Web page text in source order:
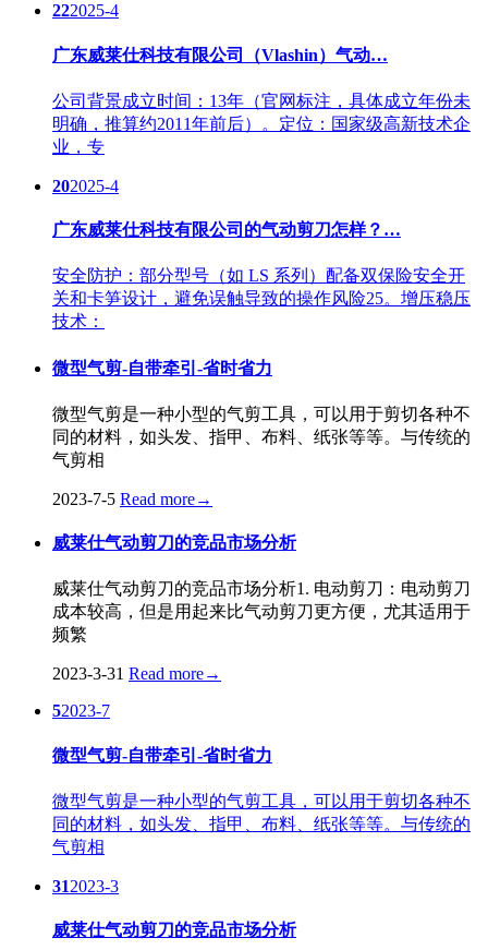
222025-4
广东威莱仕科技有限公司（Vlashin）气动…
公司背景成立时间：13年（官网标注，具体成立年份未
明确，推算约2011年前后）。定位：国家级高新技术企
业，专
202025-4
广东威莱仕科技有限公司的气动剪刀怎样？…
安全防护：部分型号（如 LS 系列）配备双保险安全开
关和卡笋设计，避免误触导致的操作风险25。增压稳压
技术：
微型气剪-自带牵引-省时省力
微型气剪是一种小型的气剪工具，可以用于剪切各种不
同的材料，如头发、指甲、布料、纸张等等。与传统的
气剪相
2023-7-5 Read more→
威莱仕气动剪刀的竞品市场分析
威莱仕气动剪刀的竞品市场分析1. 电动剪刀：电动剪刀
成本较高，但是用起来比气动剪刀更方便，尤其适用于
频繁
2023-3-31 Read more→
52023-7
微型气剪-自带牵引-省时省力
微型气剪是一种小型的气剪工具，可以用于剪切各种不
同的材料，如头发、指甲、布料、纸张等等。与传统的
气剪相
312023-3
威莱仕气动剪刀的竞品市场分析